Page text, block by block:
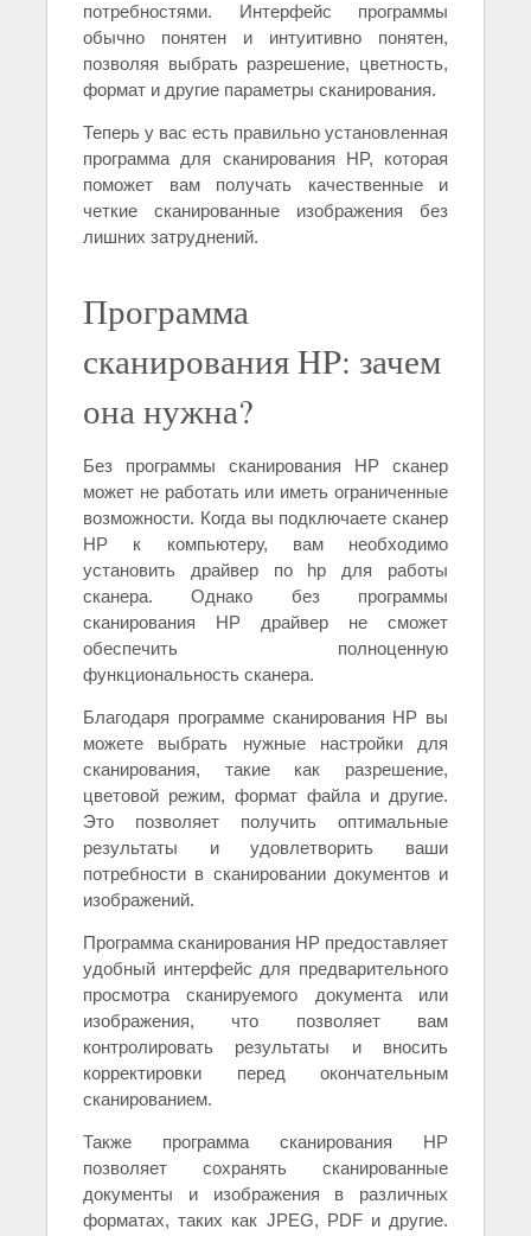
потребностями. Интерфейс программы
обычно понятен и интуитивно понятен,
позволяя выбрать разрешение, цветность,
формат и другие параметры сканирования.
Теперь у вас есть правильно установленная
программа для сканирования HP, которая
поможет вам получать качественные и
четкие сканированные изображения без
лишних затруднений.
Программа
сканирования HP: зачем
она нужна?
Без программы сканирования HP сканер
может не работать или иметь ограниченные
возможности. Когда вы подключаете сканер
HP к компьютеру, вам необходимо
установить драйвер по hp для работы
сканера. Однако без программы
сканирования HP драйвер не сможет
обеспечить полноценную
функциональность сканера.
Благодаря программе сканирования HP вы
можете выбрать нужные настройки для
сканирования, такие как разрешение,
цветовой режим, формат файла и другие.
Это позволяет получить оптимальные
результаты и удовлетворить ваши
потребности в сканировании документов и
изображений.
Программа сканирования HP предоставляет
удобный интерфейс для предварительного
просмотра сканируемого документа или
изображения, что позволяет вам
контролировать результаты и вносить
корректировки перед окончательным
сканированием.
Также программа сканирования HP
позволяет сохранять сканированные
документы и изображения в различных
форматах, таких как JPEG, PDF и другие.